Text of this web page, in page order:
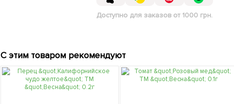
Доступно для заказов от 1000 грн.
С этим товаром рекомендуют